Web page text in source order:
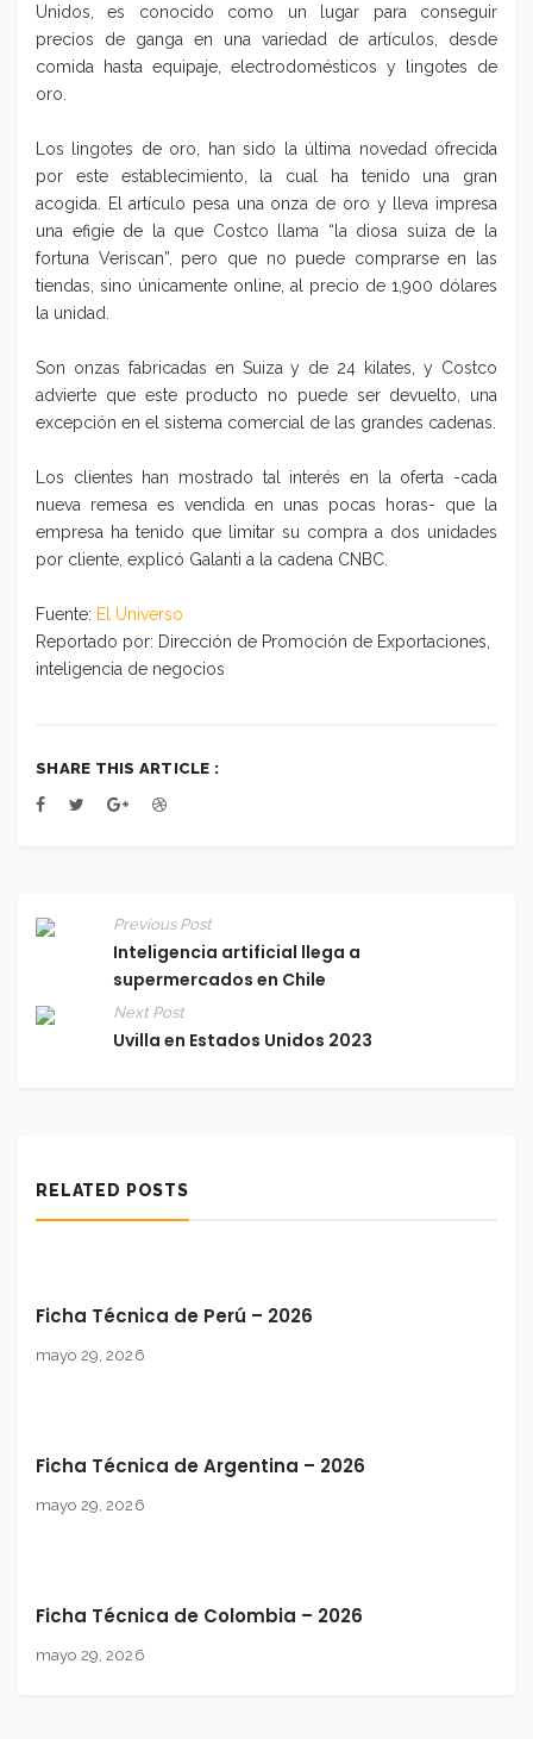
Unidos, es conocido como un lugar para conseguir
precios de ganga en una variedad de artículos,
desde
comida hasta equipaje, electrodomésticos y lingotes de
oro.
Los lingotes de oro, han sido la última novedad ofrecida
por este establecimiento, la cual ha tenido una gran
acogida. El artículo pesa una onza de oro y lleva impresa
una efigie de la que Costco llama “la diosa suiza de la
fortuna Veriscan”, pero que no puede comprarse en las
tiendas, sino únicamente online, al precio de 1,900 dólares
la unidad.
Son onzas fabricadas en Suiza y de 24 kilates, y Costco
advierte que este producto no puede ser devuelto, una
excepción en el sistema comercial de las grandes cadenas.
Los clientes han mostrado tal interés en la oferta -cada
nueva remesa es vendida en unas pocas horas- que la
empresa ha tenido que limitar su compra a dos unidades
por cliente, explicó Galanti a la cadena CNBC.
Fuente: El Universo
Reportado por: Dirección de Promoción de Exportaciones,
inteligencia de negocios
SHARE THIS ARTICLE :
Previous Post
Inteligencia artificial llega a
supermercados en Chile
Next Post
Uvilla en Estados Unidos 2023
RELATED POSTS
Ficha Técnica de Perú – 2026
mayo 29, 2026
Ficha Técnica de Argentina – 2026
mayo 29, 2026
Ficha Técnica de Colombia – 2026
mayo 29, 2026